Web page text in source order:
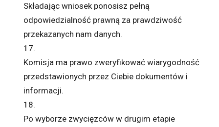
Składając wniosek ponosisz pełną
odpowiedzialność prawną za prawdziwość
przekazanych nam danych.
17.
Komisja ma prawo zweryfikować wiarygodność
przedstawionych przez Ciebie dokumentów i
informacji.
18.
Po wyborze zwycięzców w drugim etapie